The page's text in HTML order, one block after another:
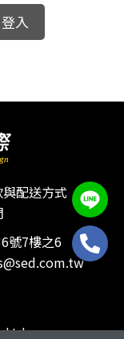
配送方式
號7樓之6
Ltd